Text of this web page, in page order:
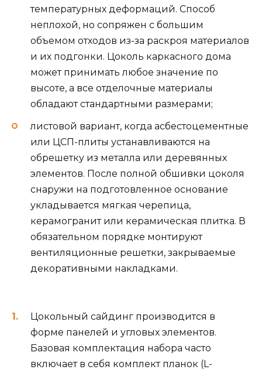
температурных деформаций. Способ
неплохой, но сопряжен с большим
объемом отходов из-за раскроя материалов
и их подгонки. Цоколь каркасного дома
может принимать любое значение по
высоте, а все отделочные материалы
обладают стандартными размерами;
листовой вариант, когда асбестоцементные
или ЦСП-плиты устанавливаются на
обрешетку из металла или деревянных
элементов. После полной обшивки цоколя
снаружи на подготовленное основание
укладывается мягкая черепица,
керамогранит или керамическая плитка. В
обязательном порядке монтируют
вентиляционные решетки, закрываемые
декоративными накладками.
Цокольный сайдинг производится в
форме панелей и угловых элементов.
Базовая комплектация набора часто
включает в себя комплект планок (L-